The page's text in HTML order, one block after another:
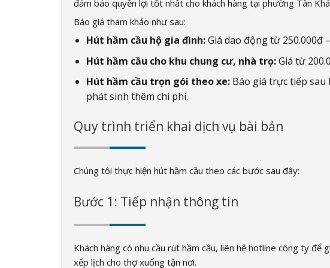
đảm bảo quyền lợi tốt nhất cho khách hàng tại phường Tân
Báo giá tham khảo như sau:
Hút hầm cầu hộ gia đình:Giá dao động từ 250.000đ
Hút hầm cầu cho khu chung cư, nhà trọ:Giá từ
Hút hầm cầu trọn gói theo xe:Báo giá trực tiếp sau
phát sinh thêm chi phí.
Quy trình triển khai dịch vụ bài bản
Chúng tôi thực hiện hút hầm cầu theo các bước sau đây:
Bước 1: Tiếp nhận thông tin
Khách hàng có nhu cầu rút hầm cầu, liên hệ hotline công ty để
xếp lịch cho thợ xuống tận nơi.